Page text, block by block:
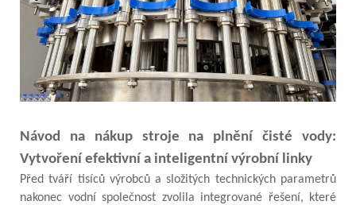
Návod na nákup stroje na plnění čisté vody:
Vytvoření efektivní a inteligentní výrobní linky
Před tváří tisíců výrobců a složitých technických parametrů
nakonec vodní společnost zvolila integrované řešení, které